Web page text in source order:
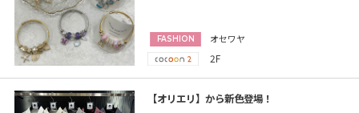
FASHION オセワヤ
2F
【オリエリ】から新色登場！